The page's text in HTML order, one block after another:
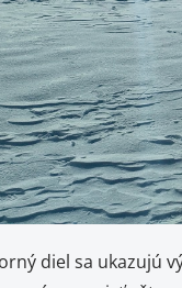
sa ukazujú